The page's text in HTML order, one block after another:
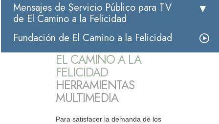
Mensajes de Servicio Público para TV
de El Camino a la Felicidad
Fundación de El Camino a la Felicidad
EL CAMINO A LA
FELICIDAD
HERRAMIENTAS
MULTIMEDIA
Para satisfacer la demanda de los